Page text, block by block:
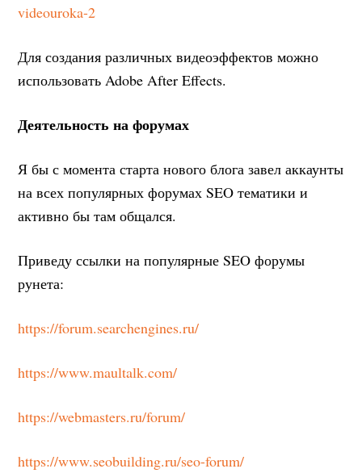
videouroka-2
Для создания различных видеоэффектов можно
использовать Adobe After Effects.
Деятельность на форумах
Я бы с момента старта нового блога завел аккаунты
на всех популярных форумах SEO тематики и
активно бы там общался.
Приведу ссылки на популярные SEO форумы
рунета:
https://forum.searchengines.ru/
https://www.maultalk.com/
https://webmasters.ru/forum/
https://www.seobuilding.ru/seo-forum/